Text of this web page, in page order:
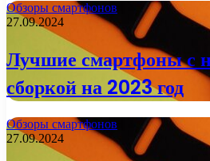
Обзоры смартфонов
27.09.2024
Лучшие смартфоны с
сборкой на 2023 год
Обзоры смартфонов
27.09.2024